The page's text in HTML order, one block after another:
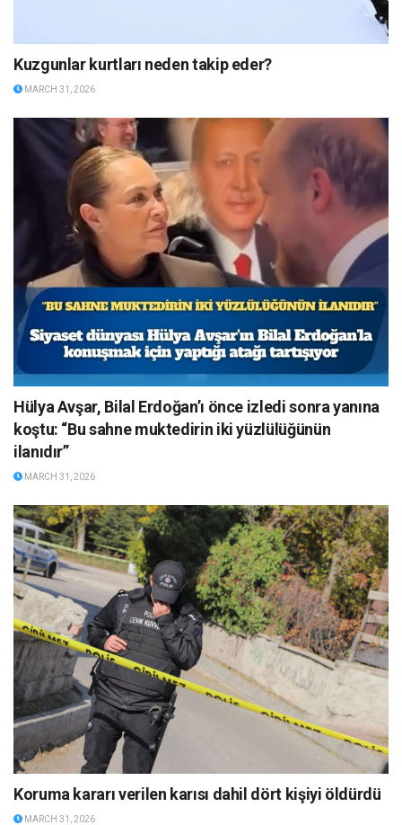
Kuzgunlar kurtları neden takip eder?
MARCH 31, 2026
Hülya Avşar, Bilal Erdoğan’ı önce izledi sonra yanına
koştu: “Bu sahne muktedirin iki yüzlülüğünün
ilanıdır”
MARCH 31, 2026
Koruma kararı verilen karısı dahil dört kişiyi öldürdü
MARCH 31, 2026